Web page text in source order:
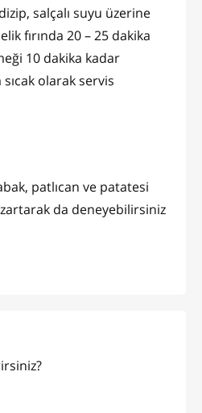
salçalı suyu üzerine
fırında 20 – 25 dakika
10 dakika kadar
olarak servis
patlıcan ve patatesi
da deneyebilirsiniz